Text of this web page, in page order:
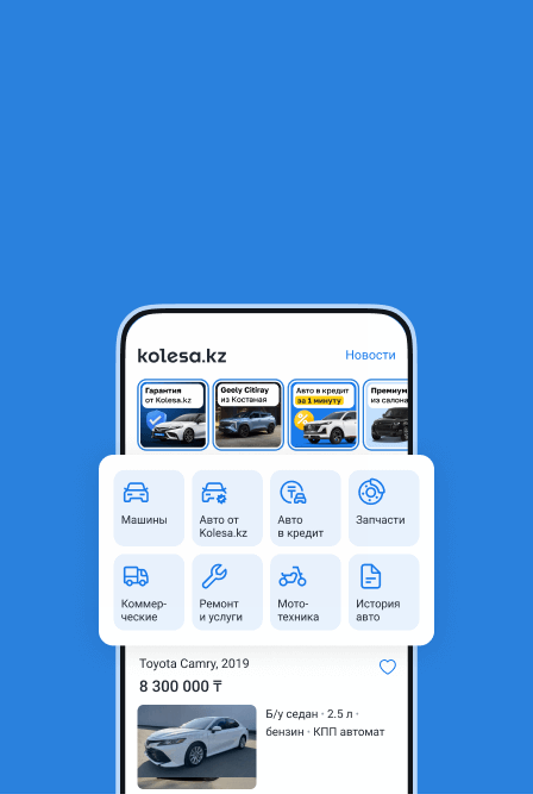
Коллектор впускной
Алматы, Алматинская
область
Б/y
Комментарий продавца
Впускной коллектор для двигателя 6g72 delica булка с
обьемом 3.0 литра. В отличном состоянии, оригинал бу из
Японии. Есть с егр и без него! Уточняйте наличие.
Работаем с регионами. Просьба звонить с 9 до 18.